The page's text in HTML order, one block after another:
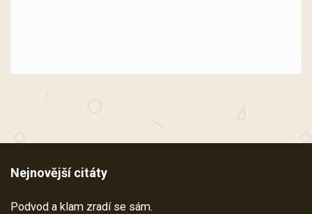
Nejnovější citáty
Podvod a klam zradí se sám.